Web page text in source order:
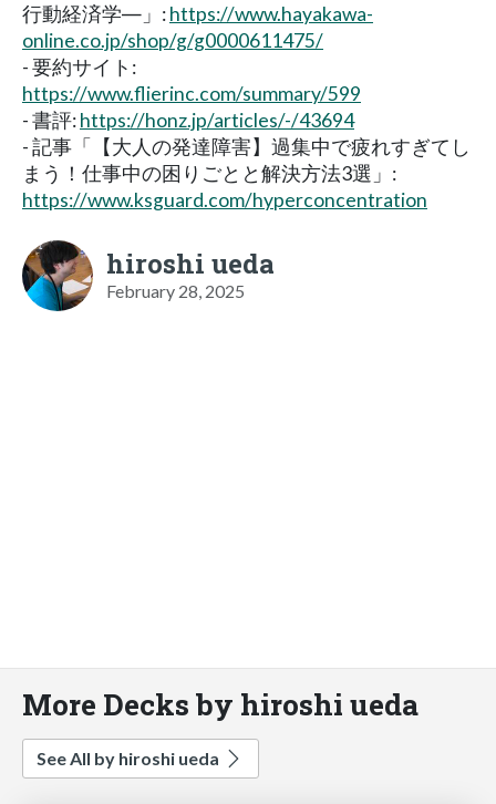
行動経済学―」:https://www.hayakawa-
online.co.jp/shop/g/g0000611475/
- 要約サイト:
https://www.flierinc.com/summary/599
- 書評:https://honz.jp/articles/-/43694
- 記事「【大人の発達障害】過集中で疲れすぎてし
まう！仕事中の困りごとと解決方法3選」:
https://www.ksguard.com/hyperconcentration
hiroshi ueda
February 28, 2025
More Decks by hiroshi ueda
See All by hiroshi ueda